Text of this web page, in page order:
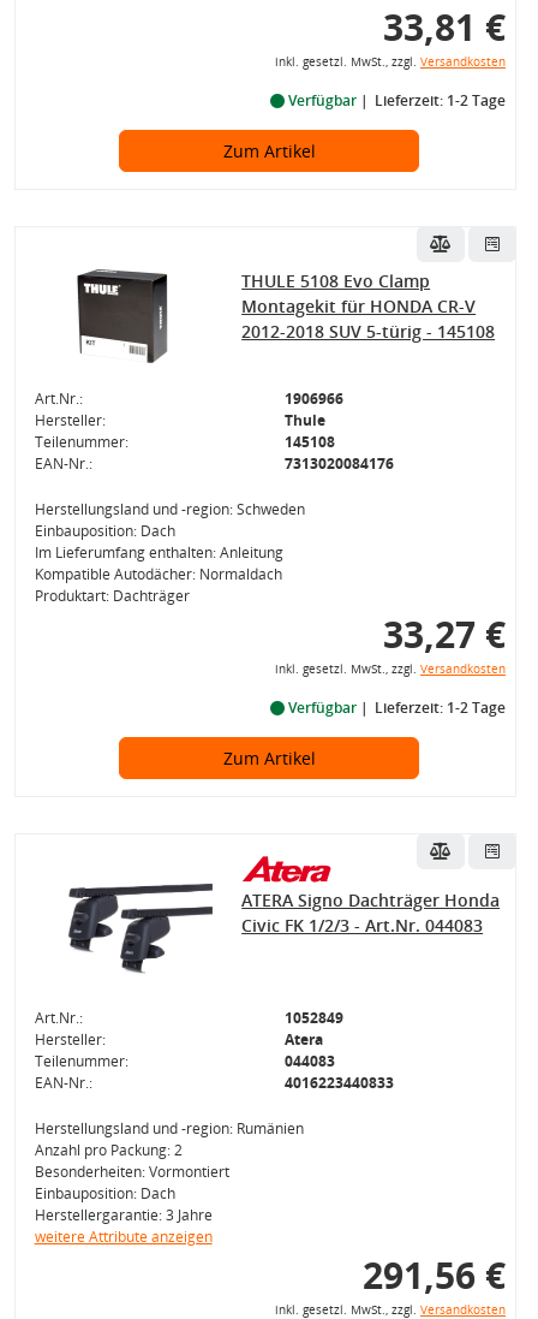
33,81 €
inkl. gesetzl. MwSt., zzgl. Versandkosten
Verfügbar Lieferzeit: 1-2 Tage
Zum Artikel
THULE 5108 Evo Clamp
Montagekit für HONDA CR-V
2012-2018 SUV 5-türig - 145108
Art.Nr.:
1906966
Hersteller:
Thule
Teilenummer:
145108
EAN-Nr.:
7313020084176
Herstellungsland und -region: Schweden
Einbauposition: Dach
Im Lieferumfang enthalten: Anleitung
Kompatible Autodächer: Normaldach
Produktart: Dachträger
33,27 €
inkl. gesetzl. MwSt., zzgl. Versandkosten
Verfügbar Lieferzeit: 1-2 Tage
Zum Artikel
ATERA Signo Dachträger Honda
Civic FK 1/2/3 - Art.Nr. 044083
Art.Nr.:
1052849
Hersteller:
Atera
Teilenummer:
044083
EAN-Nr.:
4016223440833
Herstellungsland und -region: Rumänien
Anzahl pro Packung: 2
Besonderheiten: Vormontiert
Einbauposition: Dach
Herstellergarantie: 3 Jahre
weitere Attribute anzeigen
291,56 €
inkl. gesetzl. MwSt., zzgl. Versandkosten